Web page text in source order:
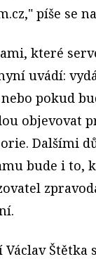
píše se
které
uvádí:
pokud
objevovat
Dalšími
bude i to,
Štětka